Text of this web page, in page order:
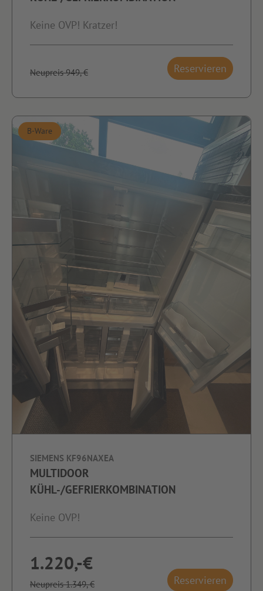
Keine OVP! Kratzer!
Neupreis 949,-€ Reservieren
B-Ware
SIEMENS KF96NAXEA
MULTIDOOR
KÜHL-/GEFRIERKOMBINATION
Keine OVP!
1.220,-€
Neupreis 1.349,-€ Reservieren